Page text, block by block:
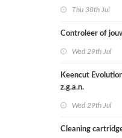
Thu 30th Jul
Controleer of
Wed 29th Jul
Keencut
z.g.a.n.
Wed 29th Jul
Cleaning